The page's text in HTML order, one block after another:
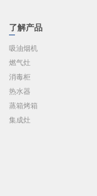
了解产品
吸油烟机
燃气灶
消毒柜
热水器
蒸箱烤箱
集成灶